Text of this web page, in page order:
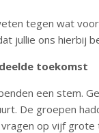
tegen wat voor
jullie ons hierbij
toekomst
een stem.
De groepen
op vijf grote